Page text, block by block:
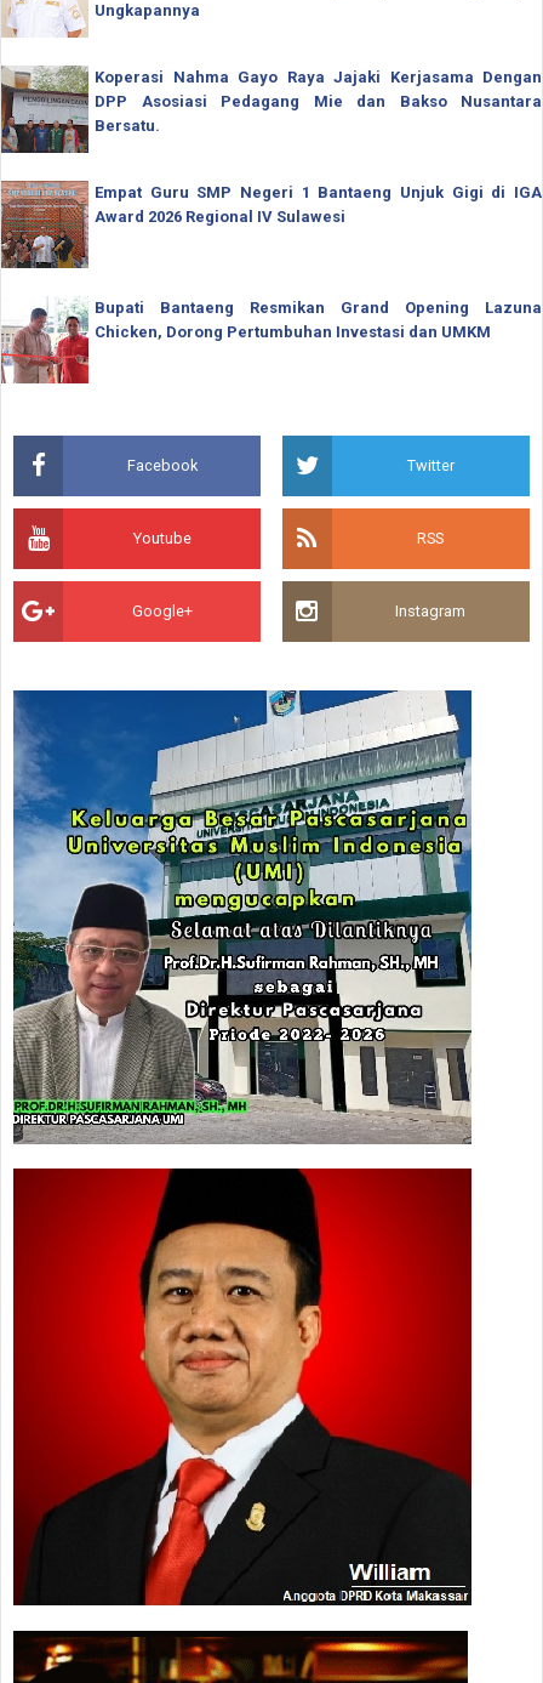
Ungkapannya
Koperasi Nahma Gayo Raya Jajaki Kerjasama Dengan
DPP Asosiasi Pedagang Mie dan Bakso Nusantara
Bersatu.
Empat Guru SMP Negeri 1 Bantaeng Unjuk Gigi di IGA
Award 2026 Regional IV Sulawesi
Bupati Bantaeng Resmikan Grand Opening Lazuna
Chicken, Dorong Pertumbuhan Investasi dan UMKM
Facebook Twitter
Youtube RSS
Google+ Instagram